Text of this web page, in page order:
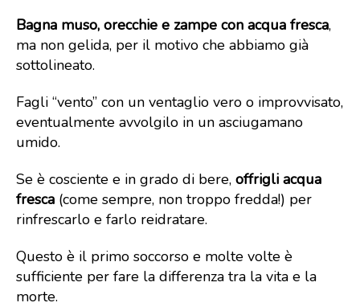
Bagna muso, orecchie e zampe con acqua fresca,
ma non gelida, per il motivo che abbiamo già
sottolineato.
Fagli “vento” con un ventaglio vero o improvvisato,
eventualmente avvolgilo in un asciugamano
umido.
Se è cosciente e in grado di bere, offrigli acqua
fresca (come sempre, non troppo fredda!) per
rinfrescarlo e farlo reidratare.
Questo è il primo soccorso e molte volte è
sufficiente per fare la differenza tra la vita e la
morte.